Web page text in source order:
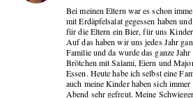
Bei meinen Eltern war es schon
mit Erdäpfelsalat gegessen haben
für die Eltern ein Bier, für uns
Auf das haben wir uns jedes Jahr
Familie und da wurde das ganze
Brötchen mit Salami, Eiern und
Essen. Heute habe ich selbst eine
auch meine Kinder haben sich
Abend sehr gefreut. Meine